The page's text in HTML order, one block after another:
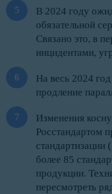
В 2024 году
обязательной
Связано это, в
инцидентами,
На весь 2024
продление
Изменения
Росстандартом
более 85
продукции.
пересмотреть